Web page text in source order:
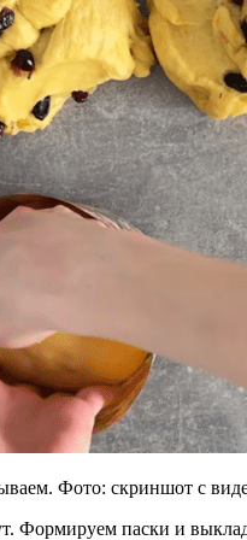
Фото: скриншот с
Формируем паски и